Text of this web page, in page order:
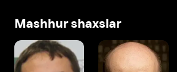
Mashhur shaxslar